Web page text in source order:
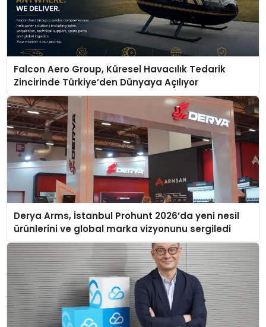
Falcon Aero Group, Küresel Havacılık Tedarik
Zincirinde Türkiye’den Dünyaya Açılıyor
Derya Arms, İstanbul Prohunt 2026’da yeni nesil
ürünlerini ve global marka vizyonunu sergiledi